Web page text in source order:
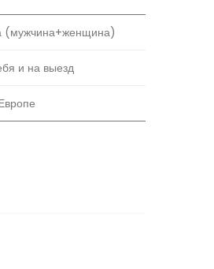
(мужчина+женщина)
и на выезд